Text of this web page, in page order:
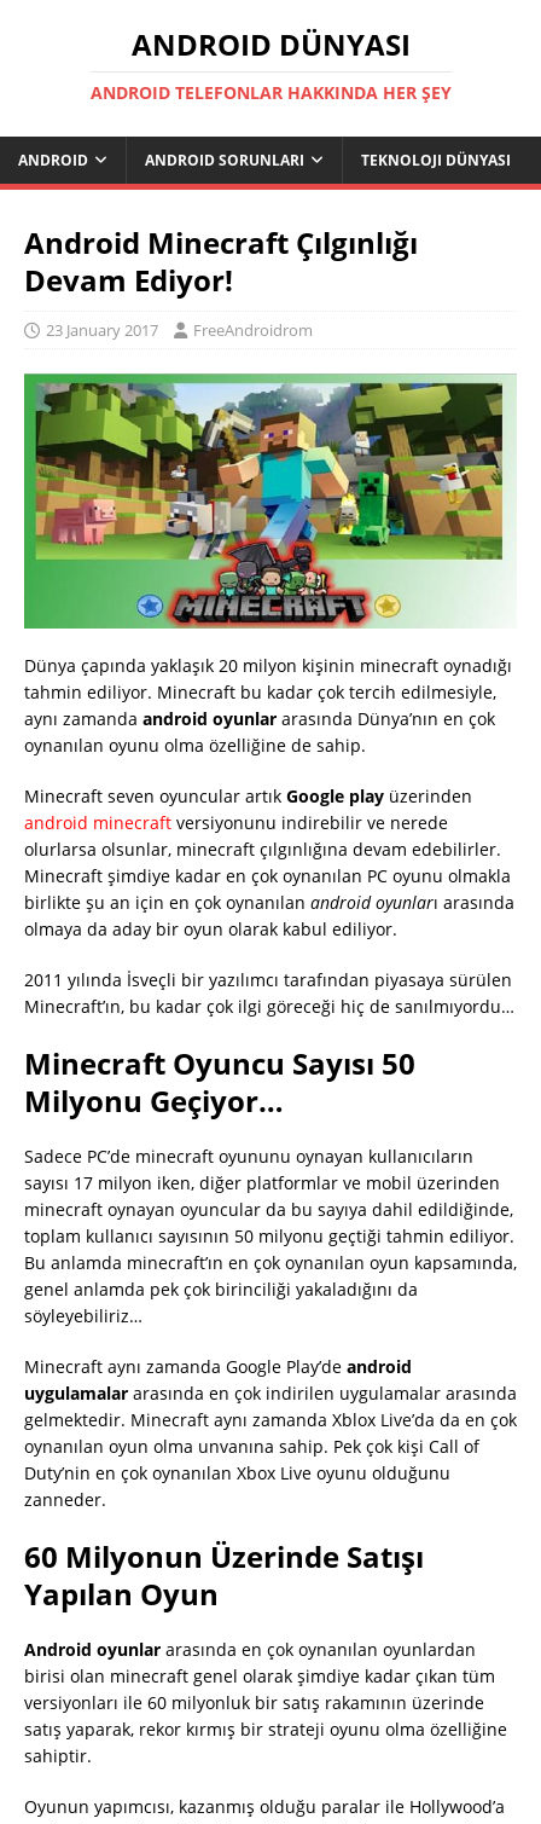
ANDROID DÜNYASI
ANDROID TELEFONLAR HAKKINDA HER ŞEY
ANDROID ANDROID SORUNLARI TEKNOLOJI DÜNYASI
Android Minecraft Çılgınlığı
Devam Ediyor!
23 January 2017 FreeAndroidrom
Dünya çapında yaklaşık 20 milyon kişinin minecraft oynadığı
tahmin ediliyor. Minecraft bu kadar çok tercih edilmesiyle,
aynı zamanda android oyunlar arasında Dünya’nın en çok
oynanılan oyunu olma özelliğine de sahip.
Minecraft seven oyuncular artık Google play üzerinden
android minecraft versiyonunu indirebilir ve nerede
olurlarsa olsunlar, minecraft çılgınlığına devam edebilirler.
Minecraft şimdiye kadar en çok oynanılan PC oyunu olmakla
birlikte şu an için en çok oynanılan android oyunları arasında
olmaya da aday bir oyun olarak kabul ediliyor.
2011 yılında İsveçli bir yazılımcı tarafından piyasaya sürülen
Minecraft’ın, bu kadar çok ilgi göreceği hiç de sanılmıyordu…
Minecraft Oyuncu Sayısı 50
Milyonu Geçiyor…
Sadece PC’de minecraft oyununu oynayan kullanıcıların
sayısı 17 milyon iken, diğer platformlar ve mobil üzerinden
minecraft oynayan oyuncular da bu sayıya dahil edildiğinde,
toplam kullanıcı sayısının 50 milyonu geçtiği tahmin ediliyor.
Bu anlamda minecraft’ın en çok oynanılan oyun kapsamında,
genel anlamda pek çok birinciliği yakaladığını da
söyleyebiliriz…
Minecraft aynı zamanda Google Play’de android
uygulamalar arasında en çok indirilen uygulamalar arasında
gelmektedir. Minecraft aynı zamanda Xblox Live’da da en çok
oynanılan oyun olma unvanına sahip. Pek çok kişi Call of
Duty’nin en çok oynanılan Xbox Live oyunu olduğunu
zanneder.
60 Milyonun Üzerinde Satışı
Yapılan Oyun
Android oyunlar arasında en çok oynanılan oyunlardan
birisi olan minecraft genel olarak şimdiye kadar çıkan tüm
versiyonları ile 60 milyonluk bir satış rakamının üzerinde
satış yaparak, rekor kırmış bir strateji oyunu olma özelliğine
sahiptir.
Oyunun yapımcısı, kazanmış olduğu paralar ile Hollywood’a